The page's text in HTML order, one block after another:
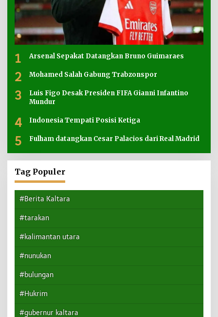
1 Arsenal Sepakat Datangkan Bruno Guimaraes
2 Mohamed Salah Gabung Trabzonspor
3
Luis Figo Desak Presiden FIFA Gianni Infantino
Mundur
4 Indonesia Tempati Posisi Ketiga
5 Fulham datangkan Cesar Palacios dari Real Madrid
Tag Populer
#Berita Kaltara
#tarakan
#kalimantan utara
#nunukan
#bulungan
#Hukrim
#gubernur kaltara